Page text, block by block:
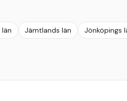
län Jämtlands län Jönköpings